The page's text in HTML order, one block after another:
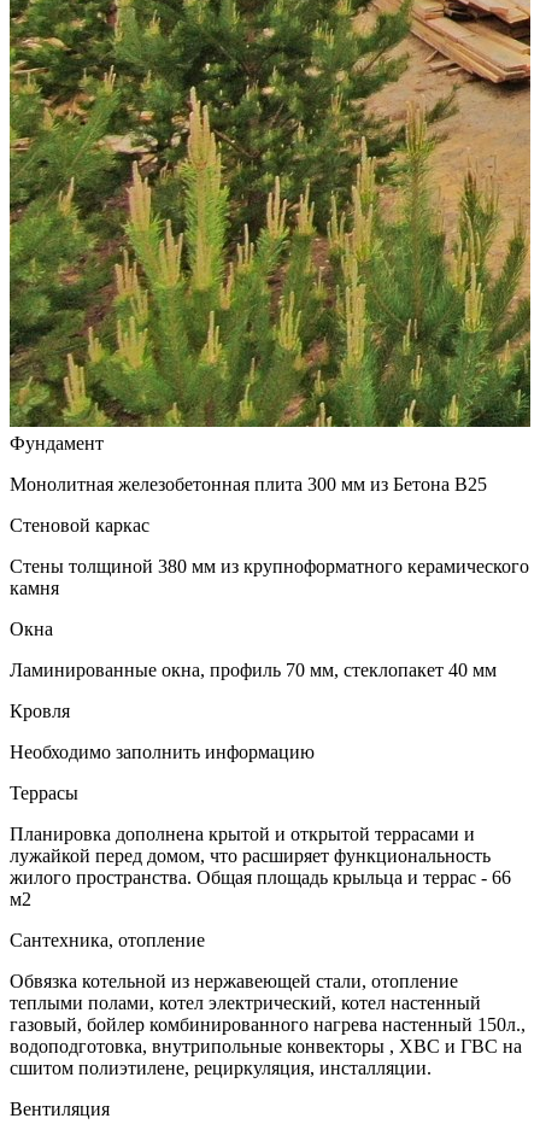
Фундамент
Монолитная железобетонная плита 300 мм из Бетона В25
Стеновой каркас
Стены толщиной 380 мм из крупноформатного керамического
камня
Окна
Ламинированные окна, профиль 70 мм, стеклопакет 40 мм
Кровля
Необходимо заполнить информацию
Террасы
Планировка дополнена крытой и открытой террасами и
лужайкой перед домом, что расширяет функциональность
жилого пространства. Общая площадь крыльца и террас - 66
м2
Сантехника, отопление
Обвязка котельной из нержавеющей стали, отопление
теплыми полами, котел электрический, котел настенный
газовый, бойлер комбинированного нагрева настенный 150л.,
водоподготовка, внутрипольныe конвекторы , ХВС и ГВС на
сшитом полиэтилене, рециркуляция, инсталляции.
Вентиляция